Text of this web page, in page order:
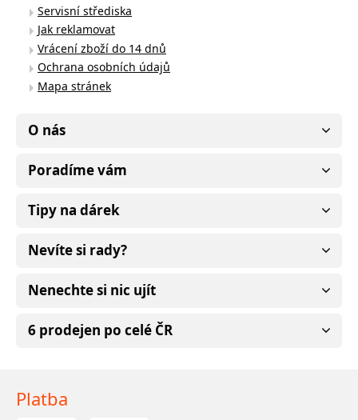
Servisní střediska
Jak reklamovat
Vrácení zboží do 14 dnů
Ochrana osobních údajů
Mapa stránek
O nás
Poradíme vám
Tipy na dárek
Nevíte si rady?
Nenechte si nic ujít
6 prodejen po celé ČR
Platba